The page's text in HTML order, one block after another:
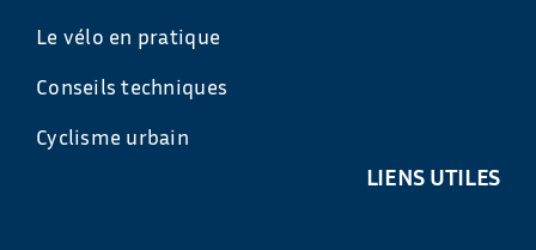
Le vélo en pratique
Conseils techniques
Cyclisme urbain
LIENS UTILES